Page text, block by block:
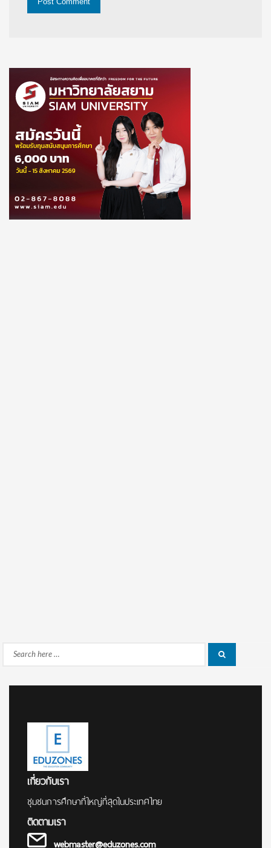
Search
เกี่ยวกับเรา
ชุมชนการศึกษาที่ใหญ่ที่สุดในประเทศไทย
ติดตามเรา
webmaster@eduzones.com